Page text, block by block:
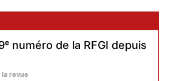
numéro de la RFGI depuis
revue